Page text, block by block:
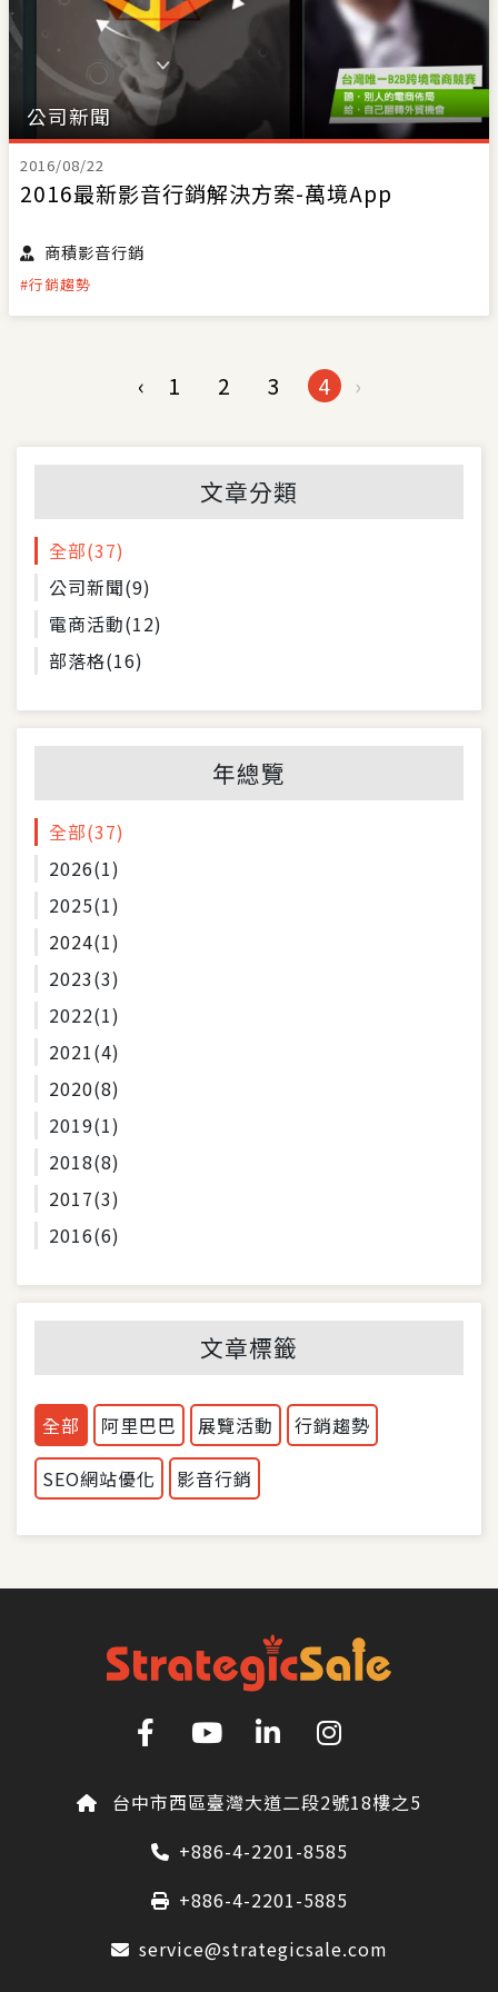
公司新聞
2016/08/22
2016最新影音行銷解決方案-萬境App
商積影音行銷
#行銷趨勢
‹ 1 2 3 4 ›
文章分類
全部(37)
公司新聞(9)
電商活動(12)
部落格(16)
年總覽
全部(37)
2026(1)
2025(1)
2024(1)
2023(3)
2022(1)
2021(4)
2020(8)
2019(1)
2018(8)
2017(3)
2016(6)
文章標籤
全部 阿里巴巴 展覽活動
行銷趨勢
SEO網站優化
影音行銷
台中市西區臺灣大道二段2號18樓之5
+886-4-2201-8585
+886-4-2201-5885
service@strategicsale.com